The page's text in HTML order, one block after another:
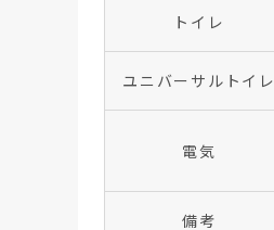
トイレ
ユニバーサルトイレ
電気
備考